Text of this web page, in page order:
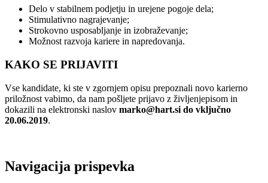
Delo v stabilnem podjetju in urejene pogoje dela;
Stimulativno nagrajevanje;
Strokovno usposabljanje in izobraževanje;
Možnost razvoja kariere in napredovanja.
KAKO SE PRIJAVITI
Vse kandidate, ki ste v zgornjem opisu prepoznali novo karierno
priložnost vabimo, da nam pošljete prijavo z življenjepisom in
dokazili na elektronski naslov marko@hart.si do vključno
20.06.2019.
Navigacija prispevka